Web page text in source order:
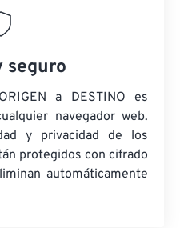
seguro
a DESTINO es
navegador web.
y privacidad de los
protegidos con cifrado
automáticamente